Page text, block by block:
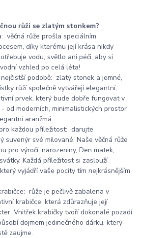
růži se zlatým stonkem?
věčná růže prošla speciálním
díky kterému její krása nikdy
vodu, světlo ani péči, aby si
vzhled po celá léta!
podobě: zlatý stonek a jemné,
růží společně vytvářejí elegantní,
prvek, který bude dobře fungovat v
od moderních, minimalistických prostor
aranžmá.
každou příležitost: darujte
suvenýr své milované. Naše věčná růže
pro výročí, narozeniny, Den matek,
Každá příležitost si zaslouží
vyjádří vaše pocity tím nejkrásnějším
růže je pečlivě zabalena v
krabičce, která zdůrazňuje její
Vnitřek krabičky tvoří dokonalé pozadí
dojmem jedinečného dárku, který
zaujme.